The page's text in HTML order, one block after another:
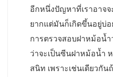
อีกหนึ่งปัญหาที่เราอาจ
ยากแต่มันก็เกิดขึ้นอยู่บ่
การตรวจสอบฝาหม้อน้
ว่าจะเป็นซีนฝาหม้อน้ำ
สนิท เพราะเช่นเดียวกั